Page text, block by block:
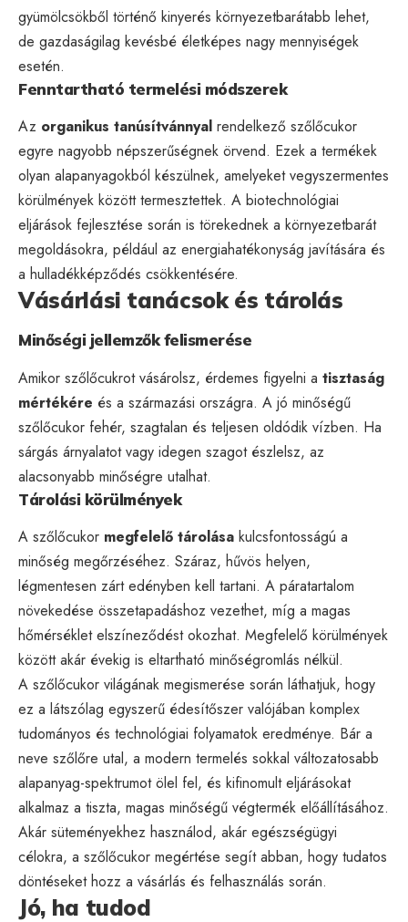
gyümölcsökből történő kinyerés környezetbarátabb lehet,
de gazdaságilag kevésbé életképes nagy mennyiségek
esetén.
Fenntartható termelési módszerek
Az organikus tanúsítvánnyal rendelkező szőlőcukor
egyre nagyobb népszerűségnek örvend. Ezek a termékek
olyan alapanyagokból készülnek, amelyeket vegyszermentes
körülmények között termesztettek. A biotechnológiai
eljárások fejlesztése során is törekednek a környezetbarát
megoldásokra, például az energiahatékonyság javítására és
a hulladékképződés csökkentésére.
Vásárlási tanácsok és tárolás
Minőségi jellemzők felismerése
Amikor szőlőcukrot vásárolsz, érdemes figyelni a tisztaság
mértékére és a származási országra. A jó minőségű
szőlőcukor fehér, szagtalan és teljesen oldódik vízben. Ha
sárgás árnyalatot vagy idegen szagot észlelsz, az
alacsonyabb minőségre utalhat.
Tárolási körülmények
A szőlőcukor megfelelő tárolása kulcsfontosságú a
minőség megőrzéséhez. Száraz, hűvös helyen,
légmentesen zárt edényben kell tartani. A páratartalom
növekedése összetapadáshoz vezethet, míg a magas
hőmérséklet elszíneződést okozhat. Megfelelő körülmények
között akár évekig is eltartható minőségromlás nélkül.
A szőlőcukor világának megismerése során láthatjuk, hogy
ez a látszólag egyszerű édesítőszer valójában komplex
tudományos és technológiai folyamatok eredménye. Bár a
neve szőlőre utal, a modern termelés sokkal változatosabb
alapanyag-spektrumot ölel fel, és kifinomult eljárásokat
alkalmaz a tiszta, magas minőségű végtermék előállításához.
Akár süteményekhez használod, akár egészségügyi
célokra, a szőlőcukor megértése segít abban, hogy tudatos
döntéseket hozz a vásárlás és felhasználás során.
Jó, ha tudod